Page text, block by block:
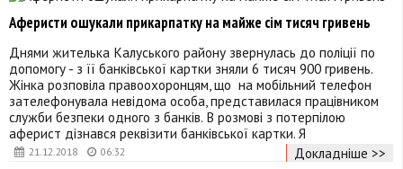
21.12.2018 06:32
Аферисти ошукали прикарпатку на майже сім тисяч гривень
Днями жителька Калуського району звернулась до поліції по
допомогу - з її банківської картки зняли 6 тисяч 900 гривень.
Жінка розповіла правоохоронцям, що на мобільний телефон
зателефонувала невідома особа, представилася працівником
служби безпеки одного з банків. В розмові з потерпілою
аферист дізнався реквізити банківської картки. Я
Докладніше >>